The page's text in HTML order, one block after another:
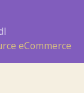
eCommerce